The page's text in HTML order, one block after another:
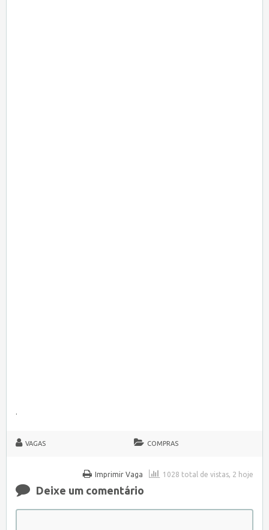
.
VAGAS COMPRAS
1028 total de vistas, 2 hoje
Imprimir Vaga
Deixe um comentário